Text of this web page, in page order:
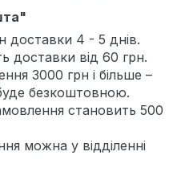
доставки 4 - 5 днів.
доставки від 60 грн.
3000 грн і більше –
безкоштовною.
становить 500
можна у відділенні